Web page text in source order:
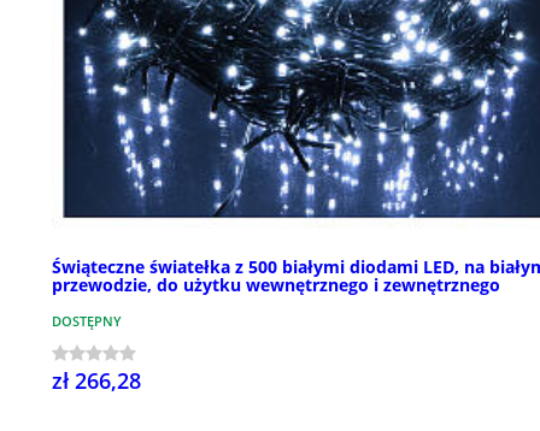
Świąteczne światełka z 500 białymi diodami LED, na
przewodzie, do użytku wewnętrznego i zewnętrznego
DOSTĘPNY
zł 266,28